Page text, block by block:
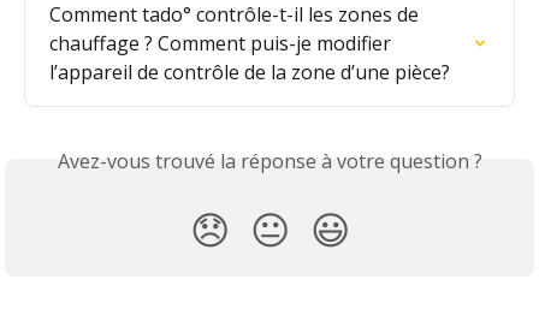
Comment tado° contrôle-t-il les zones de
chauffage ? Comment puis-je modifier
l’appareil de contrôle de la zone d’une pièce?
Avez-vous trouvé la réponse à votre question ?
😞 😐 😃